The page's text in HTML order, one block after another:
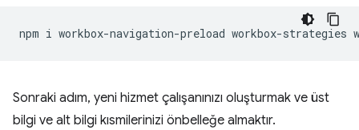
npm i workbox-navigation-preload workbox-strategies
Sonraki adım, yeni hizmet çalışanınızı oluşturmak ve üst
bilgi ve alt bilgi kısmilerinizi önbelleğe almaktır.